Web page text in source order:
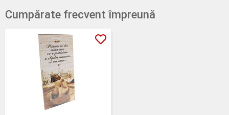
Cumpărate frecvent împreună